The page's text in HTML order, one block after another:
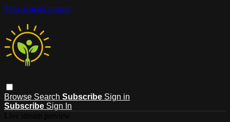
Skip to main content
Browse Search Subscribe Sign in
Subscribe Sign In